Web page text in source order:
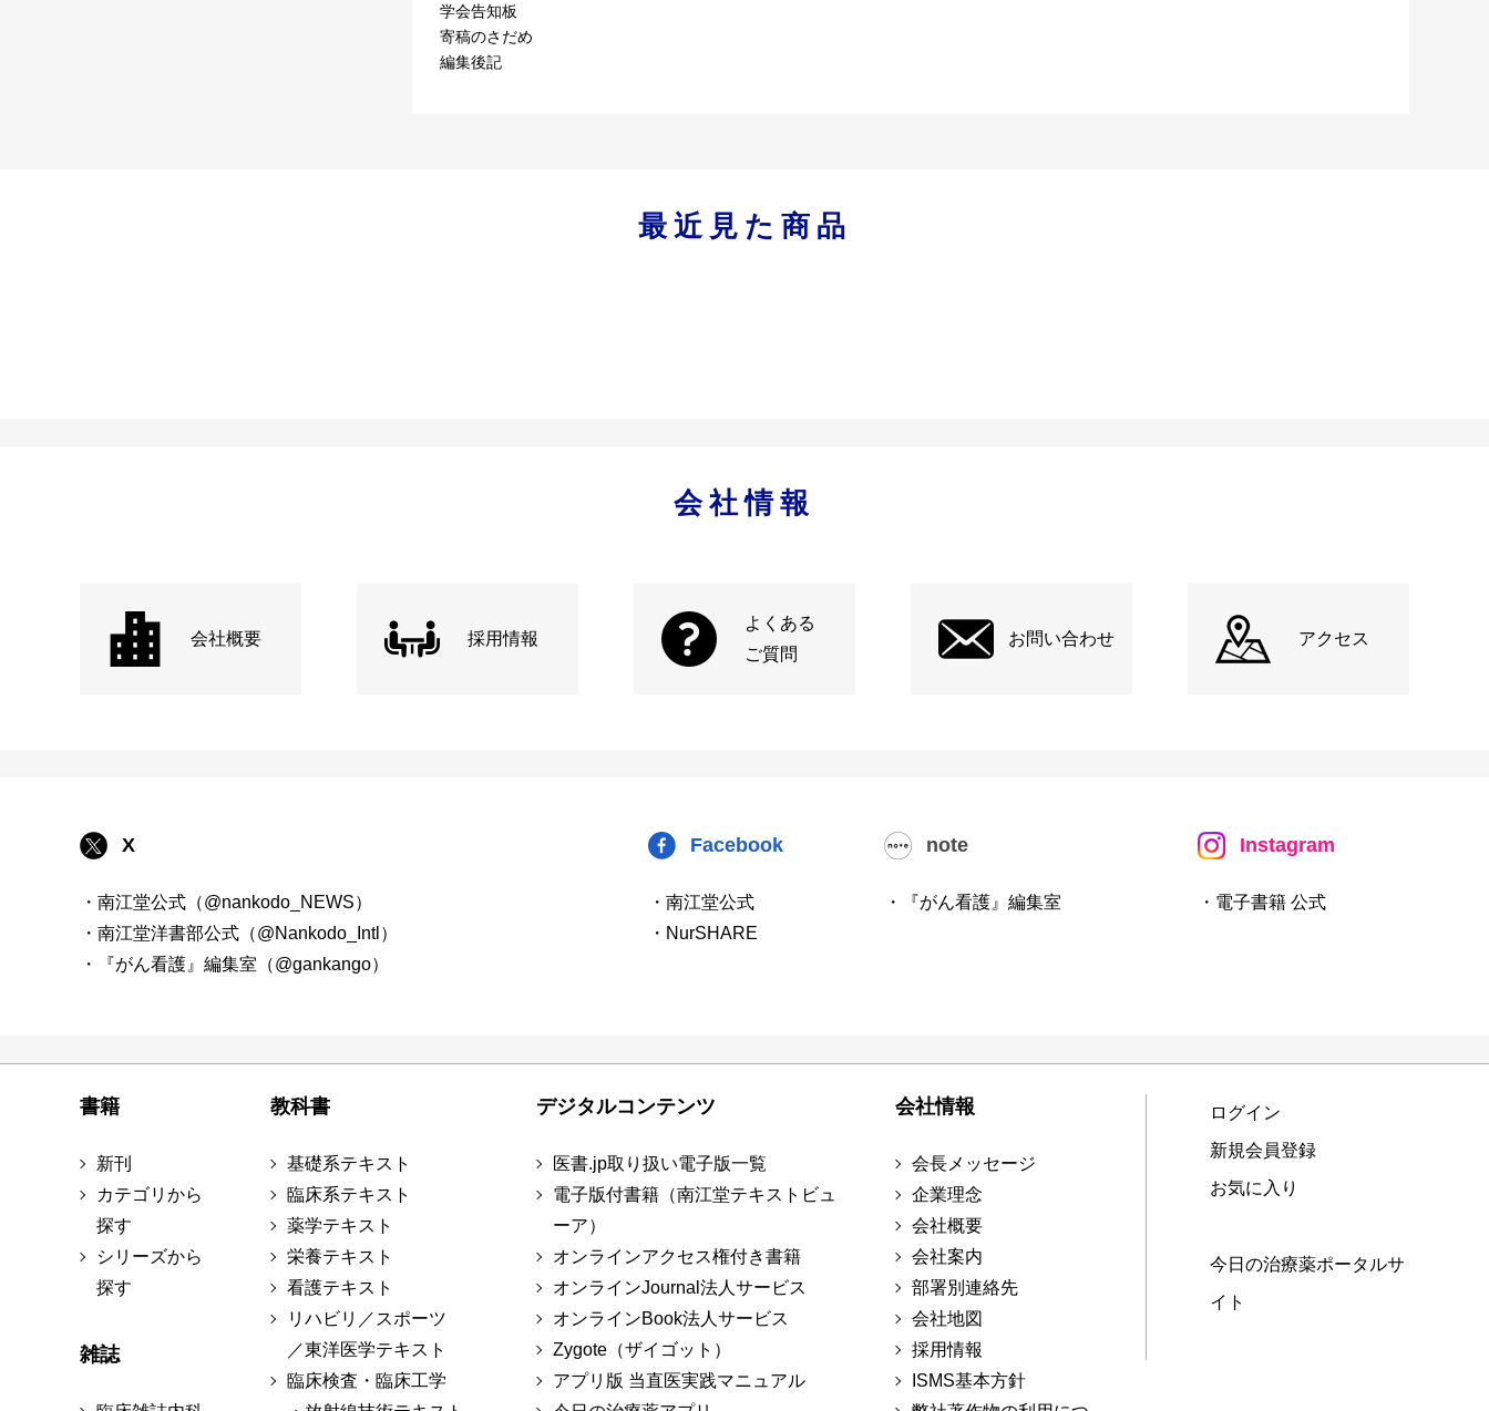
学会告知板
寄稿のさだめ
編集後記
最近見た商品
会社情報
会社概要 採用情報
よくある
ご質問
お問い合わせ アクセス
X
・南江堂公式（@nankodo_NEWS）
・南江堂洋書部公式（@Nankodo_Intl）
・『がん看護』編集室（@gankango）
Facebook
・南江堂公式
・NurSHARE
note
・『がん看護』編集室
Instagram
・電子書籍 公式
書籍
新刊
カテゴリから
探す
シリーズから
探す
雑誌
教科書
基礎系テキスト
臨床系テキスト
薬学テキスト
栄養テキスト
看護テキスト
リハビリ／スポーツ
／東洋医学テキスト
臨床検査・臨床工学
デジタルコンテンツ
医書.jp取り扱い電子版一覧
電子版付書籍（南江堂テキストビュ
ーア）
オンラインアクセス権付き書籍
オンラインJournal法人サービス
オンラインBook法人サービス
Zygote（ザイゴット）
アプリ版 当直医実践マニュアル
会社情報
会長メッセージ
企業理念
会社概要
会社案内
部署別連絡先
会社地図
採用情報
ISMS基本方針
ログイン
新規会員登録
お気に入り
今日の治療薬ポータルサ
イト